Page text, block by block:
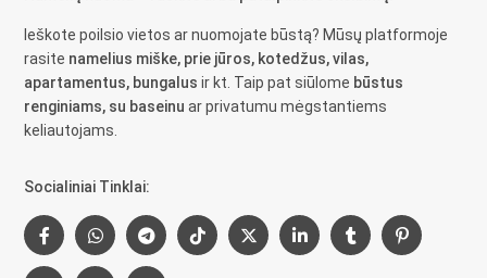
Ieškote poilsio vietos ar nuomojate būstą? Mūsų platformoje
rasite namelius miške, prie jūros, kotedžus, vilas,
apartamentus, bungalus ir kt. Taip pat siūlome būstus
renginiams, su baseinu ar privatumu mėgstantiems
keliautojams.
Socialiniai Tinklai: